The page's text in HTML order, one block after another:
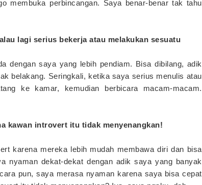
membuka perbincangan. Saya benar-benar tak tahu
lagi serius bekerja atau melakukan sesuatu
dengan saya yang lebih pendiam. Bisa dibilang, adik
belakang. Seringkali, ketika saya serius menulis atau
ke kamar, kemudian berbicara macam-macam.
kawan introvert itu tidak menyenangkan!
karena mereka lebih mudah membawa diri dan bisa
nyaman dekat-dekat dengan adik saya yang banyak
pun, saya merasa nyaman karena saya bisa cepat